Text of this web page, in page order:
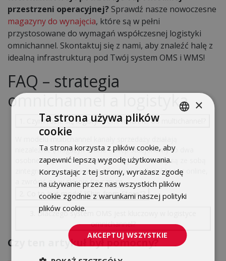
przestrzeni operacyjnej? Sprawdź nasze nowoczesne
magazyny do wynajęcia, które są w pełni
przystosowane do wymagań współczesnej logistyki
omnichannel. Skontaktuj się z nami, aby znaleźć halę z
idealną infrastrukturą pod Twój system OMS i WMS!
FAQ – strategia
omnichannel a logistyka
1. Czym różni się logistyka omnichannel od multichannel?
niezależnie (magazyn online i sklep stacjonarny to dwa
osobne byty). W omnichannel wszystkie kanały są ze sobą
zintegrowane, co pozwala Klientowi np. kupić towar online,
a zwrócić go w sklepie fizycznym.
2. Co to jest model "Ship-from-Store"?
3. Dlaczego system OMS jest kluczowy w logistyce
omnichannel?
Czy ten artykuł był pomocny?
ENGLISH
×
Ta strona używa plików
cookie
Ta strona korzysta z plików cookie, aby
zapewnić lepszą wygodę użytkowania.
Korzystając z tej strony, wyrażasz zgodę
na używanie przez nas wszystkich plików
cookie zgodnie z warunkami naszej polityki
plików cookie.
AKCEPTUJ WSZYSTKIE